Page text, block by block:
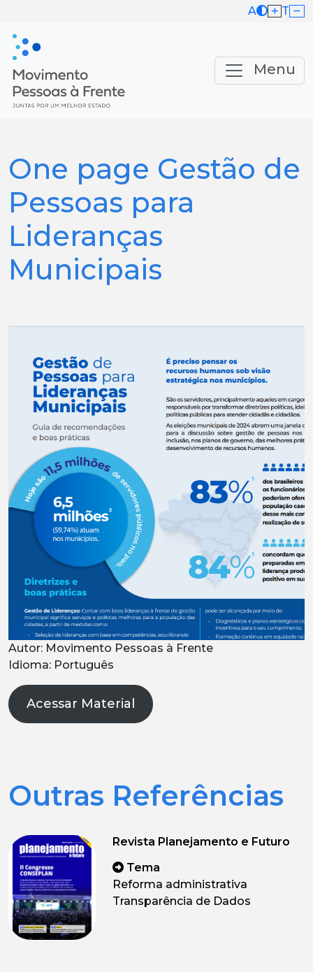
A T
Menu
One page Gestão de
Pessoas para
Lideranças
Municipais
Autor: Movimento Pessoas à Frente
Idioma: Português
Acessar Material
Outras Referências
Revista Planejamento e Futuro
Tema
Reforma administrativa
Transparência de Dados